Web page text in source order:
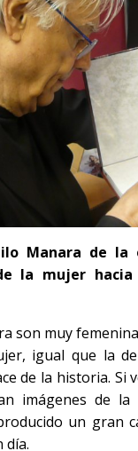
Manara de la
la mujer
son muy
igual que la
de la historia. Si
imágenes de la
un gran
día.